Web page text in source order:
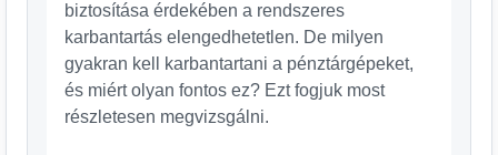
biztosítása érdekében a rendszeres
karbantartás elengedhetetlen. De milyen
gyakran kell karbantartani a pénztárgépeket,
és miért olyan fontos ez? Ezt fogjuk most
részletesen megvizsgálni.